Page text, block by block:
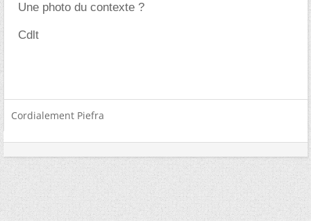
Une photo du contexte ?
Cdlt
Cordialement Piefra